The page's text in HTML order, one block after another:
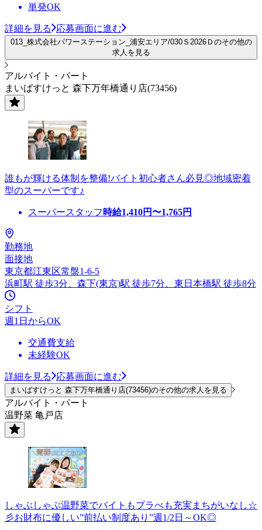
単発OK
詳細を見る 応募画面に進む
013_株式会社パワーステーション_浦安エリア/030Ｓ2026Ｄのその他の
求人を見る
アルバイト・パート
まいばすけっと 森下万年橋通り店(73456)
誰もが輝ける体制を整備!バイト初心者さん必見◎地域密着
型のスーパーです♪
スーパースタッフ 時給1,410円〜1,765円
勤務地
面接地
東京都江東区常盤1-6-5
浜町駅 徒歩3分、森下(東京)駅 徒歩7分、東日本橋駅 徒歩8分
シフト
週1日からOK
交通費支給
未経験OK
詳細を見る 応募画面に進む
まいばすけっと 森下万年橋通り店(73456)のその他の求人を見る
アルバイト・パート
温野菜 亀戸店
しゃぶしゃぶ温野菜でバイトもプラべも充実まちがいなし☆
彡お財布に優しい”前払い制度あり”週1/2日～OK◎